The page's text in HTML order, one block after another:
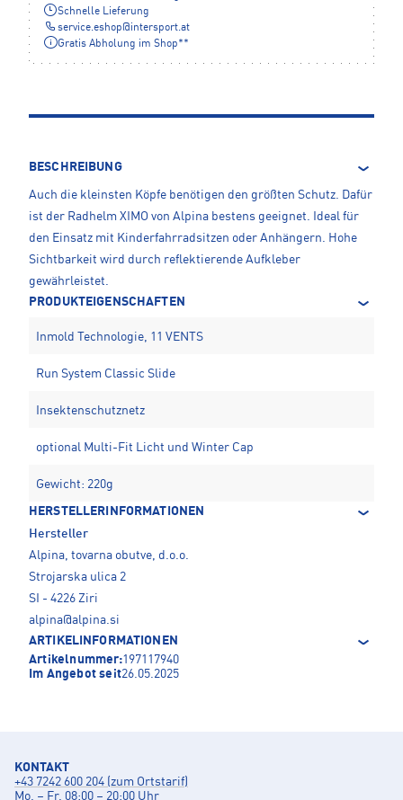
Schnelle Lieferung
service.eshop@intersport.at
Gratis Abholung im Shop**
BESCHREIBUNG
Auch die kleinsten Köpfe benötigen den größten Schutz. Dafür
ist der Radhelm XIMO von Alpina bestens geeignet. Ideal für
den Einsatz mit Kinderfahrradsitzen oder Anhängern. Hohe
Sichtbarkeit wird durch reflektierende Aufkleber
gewährleistet.
PRODUKTEIGENSCHAFTEN
Inmold Technologie, 11 VENTS
Run System Classic Slide
Insektenschutznetz
optional Multi-Fit Licht und Winter Cap
Gewicht: 220g
HERSTELLERINFORMATIONEN
Hersteller
Alpina, tovarna obutve, d.o.o.
Strojarska ulica 2
SI - 4226 Ziri
alpina@alpina.si
ARTIKELINFORMATIONEN
Artikelnummer:197117940
Im Angebot seit26.05.2025
KONTAKT
+43 7242 600 204 (zum Ortstarif)
Mo. – Fr. 08:00 – 20:00 Uhr